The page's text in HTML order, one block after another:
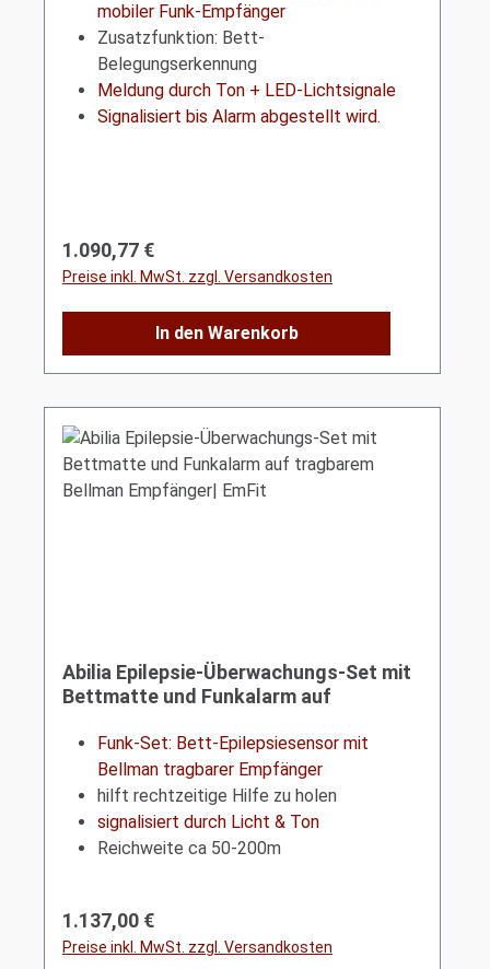
mobiler Funk-Empfänger
Zusatzfunktion: Bett-
Belegungserkennung
Meldung durch Ton + LED-Lichtsignale
Signalisiert bis Alarm abgestellt wird.
Regulärer Preis:
1.090,77 €
Preise inkl. MwSt. zzgl. Versandkosten
In den Warenkorb
Abilia Epilepsie-Überwachungs-Set mit
Bettmatte und Funkalarm auf
Funk-Set: Bett-Epilepsiesensor mit
Bellman tragbarer Empfänger
hilft rechtzeitige Hilfe zu holen
signalisiert durch Licht & Ton
Reichweite ca 50-200m
Regulärer Preis:
1.137,00 €
Preise inkl. MwSt. zzgl. Versandkosten